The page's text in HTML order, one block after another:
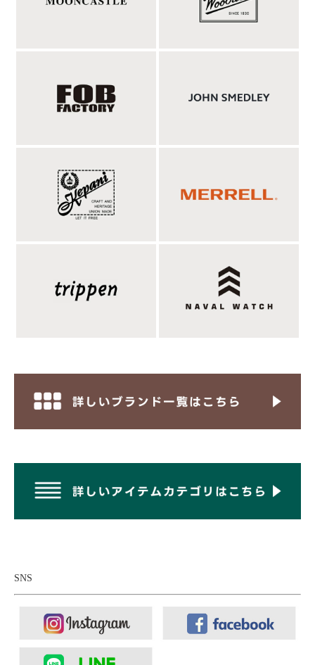
シルエットはワークパンツらしいゆったりとした太目のストレー
トシルエット。くったりと柔らかいコーデュロイ生地のおかげで
手書きのイラストをベースにしたハンティングな
プリントデザイン。
は、まさにハンティングを表現したもの。ヒップ部分には刺繍ワ
ッペンが配置された、旧き良きアメリカの雰囲気がする独特な世
SNS